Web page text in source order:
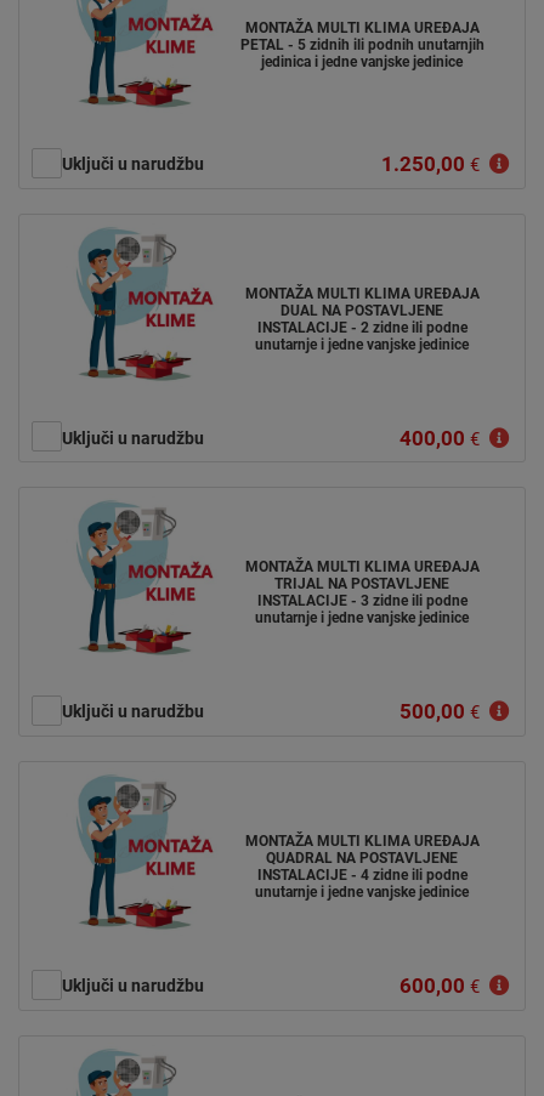
MONTAŽA MULTI KLIMA UREĐAJA
PETAL - 5 zidnih ili podnih unutarnjih
jedinica i jedne vanjske jedinice
Uključi u narudžbu 1.250,00 €
MONTAŽA MULTI KLIMA UREĐAJA
DUAL NA POSTAVLJENE
INSTALACIJE - 2 zidne ili podne
unutarnje i jedne vanjske jedinice
Uključi u narudžbu 400,00 €
MONTAŽA MULTI KLIMA UREĐAJA
TRIJAL NA POSTAVLJENE
INSTALACIJE - 3 zidne ili podne
unutarnje i jedne vanjske jedinice
Uključi u narudžbu 500,00 €
MONTAŽA MULTI KLIMA UREĐAJA
QUADRAL NA POSTAVLJENE
INSTALACIJE - 4 zidne ili podne
unutarnje i jedne vanjske jedinice
Uključi u narudžbu 600,00 €